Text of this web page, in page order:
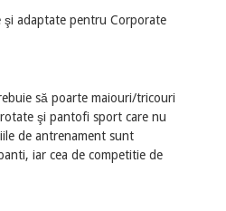
şi adaptate pentru Corporate
să poarte maiouri/tricouri
şi pantofi sport care nu
de antrenament sunt
iar cea de competitie de